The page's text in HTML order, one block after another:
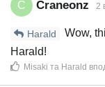
C Craneonz 2
Harald
Wow,
Harald!
Misaki та Harald